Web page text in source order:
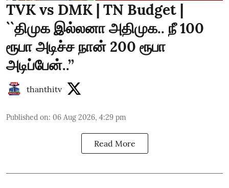
TVK vs DMK | TN Budget |
``திமுக இல்லனா அதிமுக.. நீ 100
ரூபா அடிச்ச நான் 200 ரூபா
அடிப்பேன்..’’
thanthitv
Published on: 06 Aug 2026, 4:29 pm
Read More